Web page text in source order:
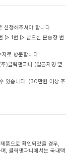
신청해주셔야 합니다.
▷ 1번 ▷ 받으신 운송장 번
로 방문합니다.
)클릭앤퍼니 (입금자명 옆
있습니다. (30만원 이상 주
품으로 확인되었을 경우,
, 클릭앤퍼니에서는 국내택